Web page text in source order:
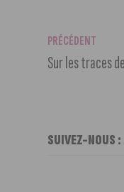
PRÉCÉDENT
Sur les traces
SUIVEZ-NOUS :